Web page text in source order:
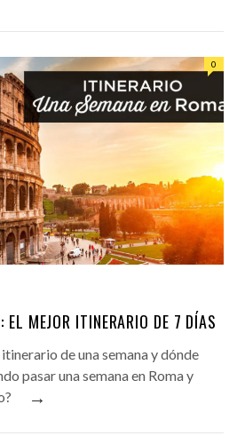
0
EL MEJOR ITINERARIO DE 7 DÍAS
de una semana y dónde
pasar una semana en Roma y
→